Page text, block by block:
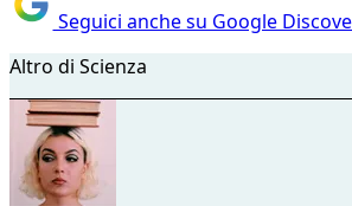
Seguici anche su Google
Altro di Scienza